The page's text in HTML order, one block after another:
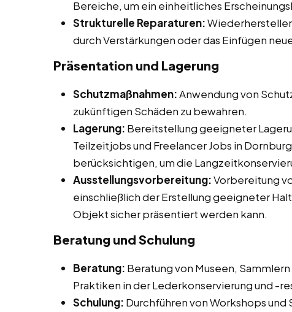
Bereiche, um ein einheitliches
Strukturelle Reparaturen:
durch Verstärkungen oder das Einfügen
Präsentation und Lagerung
Schutzmaßnahmen:Anwendung von
zukünftigen Schäden zu bewahren.
Lagerung: Bereitstellung geeigneter
Teilzeitjobs und Freelancer Jobs in
berücksichtigen, um die
Ausstellungsvorbereitung:Vorbereitung
einschließlich der Erstellung geeigneter
Objekt sicher präsentiert werden kann.
Beratung und Schulung
Beratung: Beratung von Museen,
Praktiken in der Lederkonservierung und -
Schulung: Durchführen von Workshops und